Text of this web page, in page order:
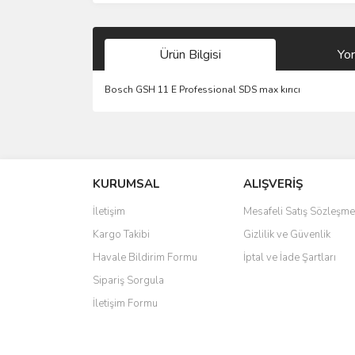
Ürün Bilgisi
Bosch GSH 11 E Professional SDS max kırıcı
Ürün resmi kalitesiz, bozuk veya görüntülenemiyor.
Ürün açıklamasında eksik bilgiler bulunuyor.
Ürün bilgilerinde hatalar bulunuyor.
Ürün fiyatı diğer sitelerden daha pahalı.
Bu ürüne benzer farklı alternatifler olmalı.
KURUMSAL
İletişim
Kargo Takibi
Havale Bildirim Formu
Sipariş Sorgula
İletişim Formu
ALIŞVERİŞ
Mesafeli Satış
Gizlilik ve Güvenlik
İptal ve İade Şartları